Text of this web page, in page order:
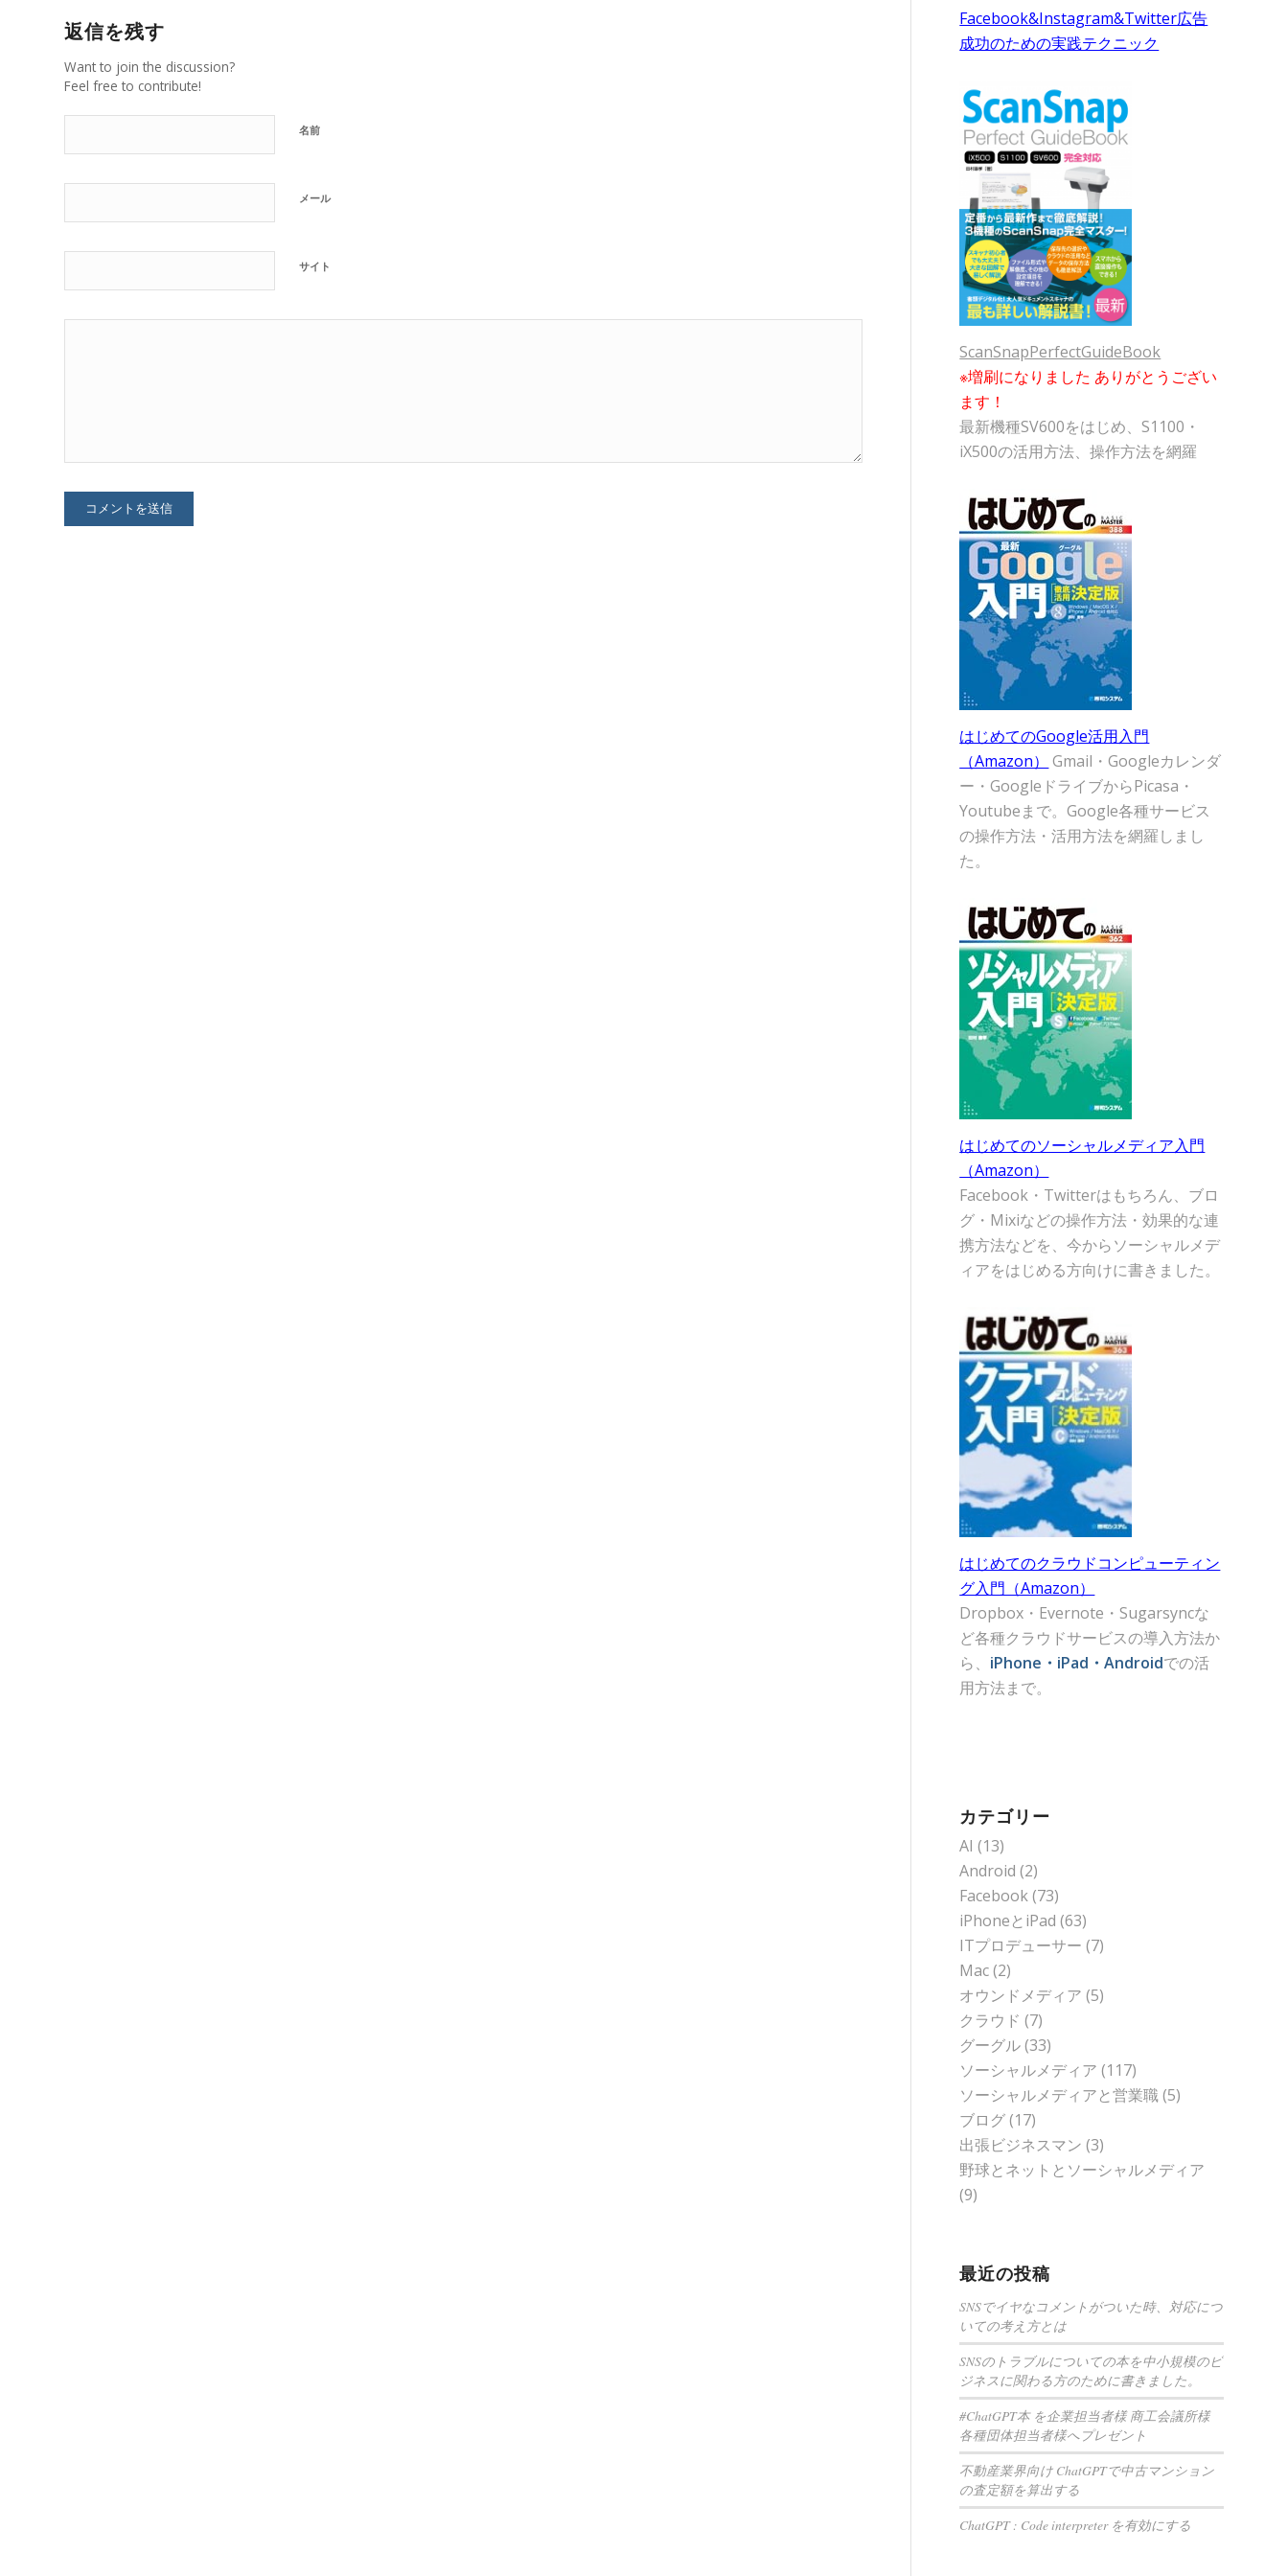
返信を残す
Want to join the discussion?
Feel free to contribute!
名前
メール
サイト
Facebook&Instagram&Twitter広告
成功のための実践テクニック
ScanSnapPerfectGuideBook
※増刷になりました ありがとうござい
ます！
最新機種SV600をはじめ、S1100・
iX500の活用方法、操作方法を網羅
はじめてのGoogle活用入門
（Amazon）
Gmail・Googleカレンダ
ー・GoogleドライブからPicasa・
Youtubeまで。Google各種サービス
の操作方法・活用方法を網羅しまし
た。
はじめてのソーシャルメディア入門
（Amazon）
Facebook・Twitterはもちろん、ブロ
グ・Mixiなどの操作方法・効果的な連
携方法などを、今からソーシャルメデ
ィアをはじめる方向けに書きました。
はじめてのクラウドコンピューティン
グ入門（Amazon）
Dropbox・Evernote・Sugarsyncな
ど各種クラウドサービスの導入方法か
ら、 iPhone・iPad・Androidでの活
用方法まで。
カテゴリー
AI (13)
Android (2)
Facebook(73)
iPhoneとiPad (63)
ITプロデューサー (7)
Mac(2)
オウンドメディア (5)
クラウド (7)
グーグル(33)
ソーシャルメディア (117)
ソーシャルメディアと営業職(5)
ブログ(17)
出張ビジネスマン (3)
野球とネットとソーシャルメディア
(9)
最近の投稿
SNSでイヤなコメントがついた時、対応につ
いての考え方とは
SNSのトラブルについての本を中小規模のビ
ジネスに関わる方のために書きました。
#ChatGPT本 を企業担当者様 商工会議所様
各種団体担当者様へプレゼント
不動産業界向け ChatGPTで中古マンション
の査定額を算出する
ChatGPT : Code interpreter を有効にする